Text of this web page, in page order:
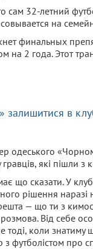
сам 32-летний
на
финальных
на 2 года. Этот
залишитися в
одеського
гравців, які пішли з
що сказати. У
рішення наразі
— що ти з
Від себе
тоді, коли
футболістом про